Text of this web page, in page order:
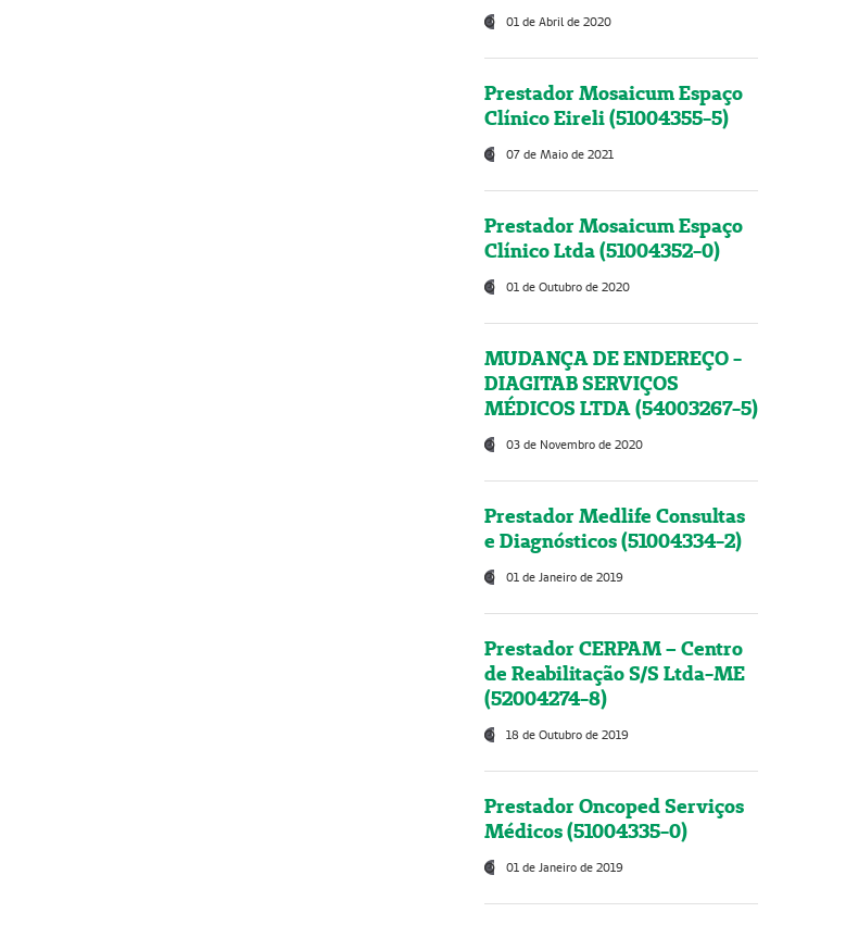
01 de Abril de 2020
Prestador Mosaicum Espaço
Clínico Eireli (51004355-5)
07 de Maio de 2021
Prestador Mosaicum Espaço
Clínico Ltda (51004352-0)
01 de Outubro de 2020
MUDANÇA DE ENDEREÇO -
DIAGITAB SERVIÇOS
MÉDICOS LTDA (54003267-5)
03 de Novembro de 2020
Prestador Medlife Consultas
e Diagnósticos (51004334-2)
01 de Janeiro de 2019
Prestador CERPAM – Centro
de Reabilitação S/S Ltda-ME
(52004274-8)
18 de Outubro de 2019
Prestador Oncoped Serviços
Médicos (51004335-0)
01 de Janeiro de 2019